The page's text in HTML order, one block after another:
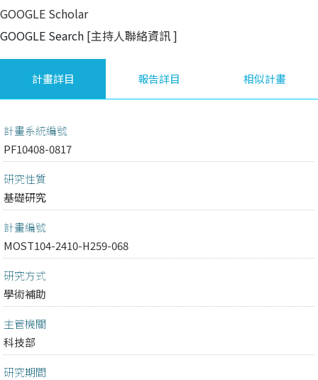
GOOGLE Scholar
GOOGLE Search [主持人聯絡資訊]
計畫詳目 報告詳目 相似計畫
計畫系統編號
PF10408-0817
研究性質
基礎研究
計畫編號
MOST104-2410-H259-068
研究方式
學術補助
主管機關
科技部
研究期間